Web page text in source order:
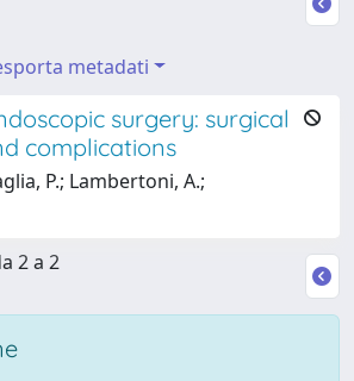
metadati
surgery: surgical
complications
P.; Lambertoni, A.;
2 a 2